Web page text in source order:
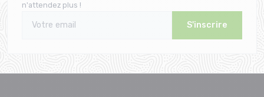
n'attendez plus !
S'inscrire